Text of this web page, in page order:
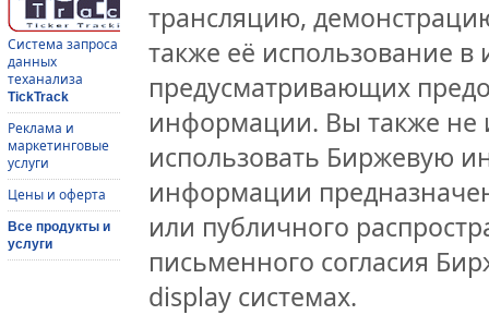
Система запроса
данных
теханализа
TickTrack
Реклама и
маркетинговые
услуги
Цены и оферта
Все продукты и
услуги
трансляцию,
также её использование
предусматривающих
информации. Вы также не
использовать Биржевую
информации
или публичного
письменного согласия
display системах.